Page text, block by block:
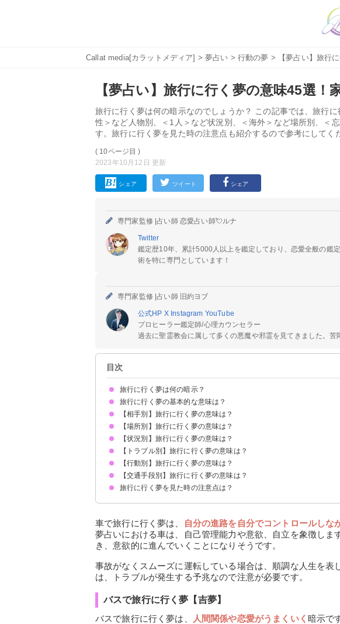
Callat media[カラットメディア] >夢占い > 行動の夢 > 【夢占い】旅行
【夢占い】旅行に行く夢の意味45選！
旅行に行く夢は何の暗示なのでしょうか？ この記事では、旅行
性＞など人物別、＜1人＞など状況別、＜海外＞など場所別、＜
す。旅行に行く夢を見た時の注意点も紹介するので参考にしてく
( 10ページ目 )
2023年10月12日 更新
シェア ツイート シェア
専門家監修 |占い師 恋愛占い師💘ルナ
Twitter
鑑定歴10年、累計5000人以上を鑑定しており、恋愛全般の鑑
術を特に専門としています！
専門家監修 |占い師 旧約ヨブ
公式HP X Instagram YouTube
プロヒーラー鑑定師/心理カウンセラー
過去に聖霊教会に属して多くの悪魔や邪霊を見てきました。苦
目次
旅行に行く夢は何の暗示？
旅行に行く夢の基本的な意味は？
未来の希望の象徴
初夢で見ると開運の1年に
状況によって意味が決まる
【相手別】旅行に行く夢の意味は？
友達と旅行に行く夢【吉夢】
家族と旅行に行く夢【吉夢】
異性と旅行に行く夢【願望夢】
彼氏・彼女と旅行に行く夢【吉夢】
好きな人と旅行に行く夢【願望夢】
元彼と旅行に行く夢【願望夢】
知らない人と旅行に行く夢【吉夢】
亡くなった人と旅行に行く夢【警告夢】
嫌いな人と旅行に行く夢【警告夢】
芸能人と旅行に行く夢【警告夢】
【場所別】旅行に行く夢の意味は？
海外旅行に行く夢【吉夢】
修学旅行に行く夢【警告夢】
海に旅行に行く夢【吉夢】
田舎に旅行に行く夢【警告夢】
観光地に旅行に行く夢【吉夢】
知らない場所に旅行に行く夢【願望夢】
温泉旅行に行く夢【警告夢】
【状況別】旅行に行く夢の意味は？
1人で旅行に行く夢【警告夢】
団体旅行に行く夢【警告夢】
旅行で迷子になる夢【警告夢】
旅行で遅刻する夢【警告夢】
旅行で目的地に到着できない夢【警告夢】
日帰り旅行をする夢【警告夢】
長期旅行をする夢【吉夢】
【トラブル別】旅行に行く夢の意味は？
旅行先で忘れ物をする夢【警告夢】
旅行前に忘れ物を取りに帰る夢【警告夢】
旅行に行って帰れなくなる夢【警告夢】
旅行で盗みの被害にあう夢【凶夢】
旅行に行けなくなる夢【警告夢】
旅行で喧嘩する夢【警告夢】
旅行で殺される夢【逆夢】
【行動別】旅行に行く夢の意味は？
旅行に行ってお土産を買う夢【吉夢】
旅行の計画を立てている夢【警告夢】
旅行に行く準備をする夢【吉夢】
旅行で写真を撮る夢【吉夢】
当てもなく旅行する夢【警告夢】
旅行に行ってホテルで過ごす夢【吉夢】
新婚旅行に行く夢【吉夢】
歩いて旅行する夢【吉夢】
【交通手段別】旅行に行く夢の意味は？
飛行機で旅行に行く夢【吉夢】
電車で旅行に行く夢【吉夢】
車で旅行に行く夢【吉夢】
バスで旅行に行く夢【吉夢】
自転車で旅行に行く夢【吉夢】
船で旅行に行く夢【吉夢】
旅行に行く夢を見た時の注意点は？
車で旅行に行く夢は、 自分の進路を自分でコントロールしな
夢占いにおける車は、自己管理能力や意欲、自立を象徴しま
き、意欲的に進んでいくことになりそうです。
事故がなくスムーズに運転している場合は、順調な人生を表
は、トラブルが発生する予兆なので注意が必要です。
バスで旅行に行く夢【吉夢】
バスで旅行に行く夢は、
人間関係や恋愛がうまくいく 暗示で